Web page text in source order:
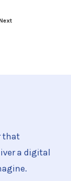
that
a digital